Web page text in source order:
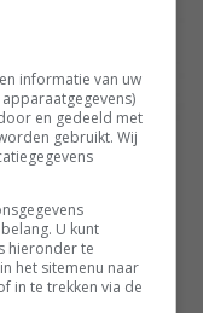
camera met acht
Edition). Het
zwart, blauw en
komt de Nokia 1
informatie van uw
en gedeeld met
gebruikt. Wij
U kunt
hieronder te
het sitemenu naar
in te trekken via de